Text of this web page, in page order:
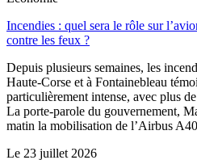
Incendies : quel sera le rôle sur
contre les feux ?
Depuis plusieurs semaines, les
Haute-Corse et à Fontainebleau
particulièrement intense, avec plus
La porte-parole du gouvernement,
matin la mobilisation de l’Airbus
Le 23 juillet 2026